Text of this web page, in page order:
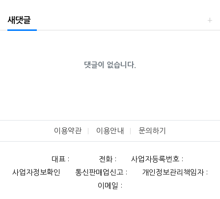
새댓글
댓글이 없습니다.
이용약관 이용안내 문의하기
대표 : 전화 :
사업자등록번호 :
사업자정보확인
통신판매업신고 :
개인정보관리책임자 :
이메일 :